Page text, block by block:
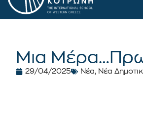
Μια
29/04/2025 Νέα, Νέα